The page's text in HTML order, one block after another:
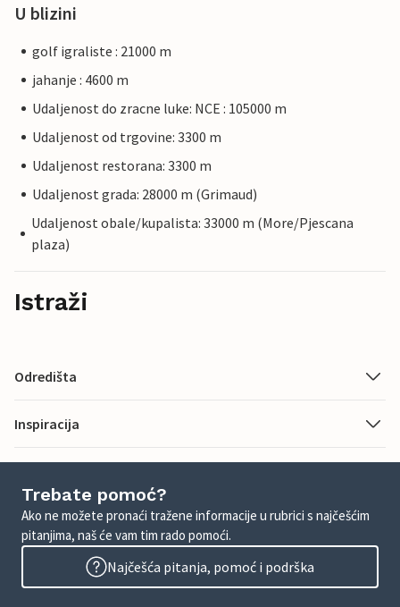
U blizini
golf igraliste : 21000 m
jahanje : 4600 m
Udaljenost do zracne luke: NCE : 105000 m
Udaljenost od trgovine: 3300 m
Udaljenost restorana: 3300 m
Udaljenost grada: 28000 m (Grimaud)
Udaljenost obale/kupalista: 33000 m (More/Pjescana
plaza)
Istraži
Odredišta
Inspiracija
Trebate pomoć?
Ako ne možete pronaći tražene informacije u rubrici s najčešćim
pitanjima, naš će vam tim rado pomoći.
Najčešća pitanja, pomoć i podrška